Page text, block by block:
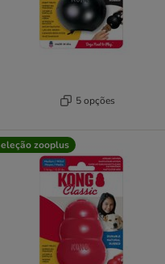
5 opções
zooplus